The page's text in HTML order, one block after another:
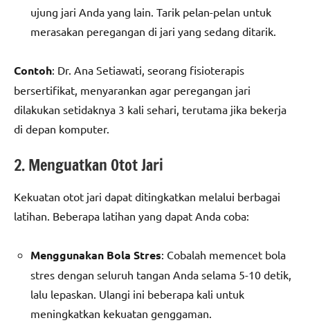
ujung jari Anda yang lain. Tarik pelan-pelan untuk
merasakan peregangan di jari yang sedang ditarik.
Contoh: Dr. Ana Setiawati, seorang fisioterapis
bersertifikat, menyarankan agar peregangan jari
dilakukan setidaknya 3 kali sehari, terutama jika bekerja
di depan komputer.
2. Menguatkan Otot Jari
Kekuatan otot jari dapat ditingkatkan melalui berbagai
latihan. Beberapa latihan yang dapat Anda coba:
Menggunakan Bola Stres: Cobalah memencet bola
stres dengan seluruh tangan Anda selama 5-10 detik,
lalu lepaskan. Ulangi ini beberapa kali untuk
meningkatkan kekuatan genggaman.